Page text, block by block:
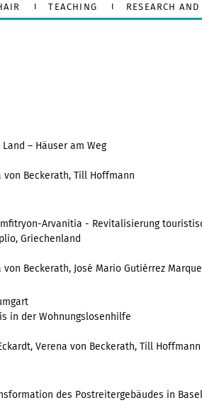
TEACHING RESEARCH AND
– Häuser am Weg
von Beckerath, Till Hoffmann
Arvanitia - Revitalisierung
Griechenland
Beckerath, José Mario Gutiérrez
in der Wohnungslosenhilfe
Verena von Beckerath, Till Hoffmann
des Postreitergebäudes in Basel